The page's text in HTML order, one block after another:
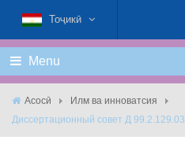
Тоҷикӣ
Menu
Асосӣ
Илм ва инноватсия
Диссертационный совет Д 99.2.129.03